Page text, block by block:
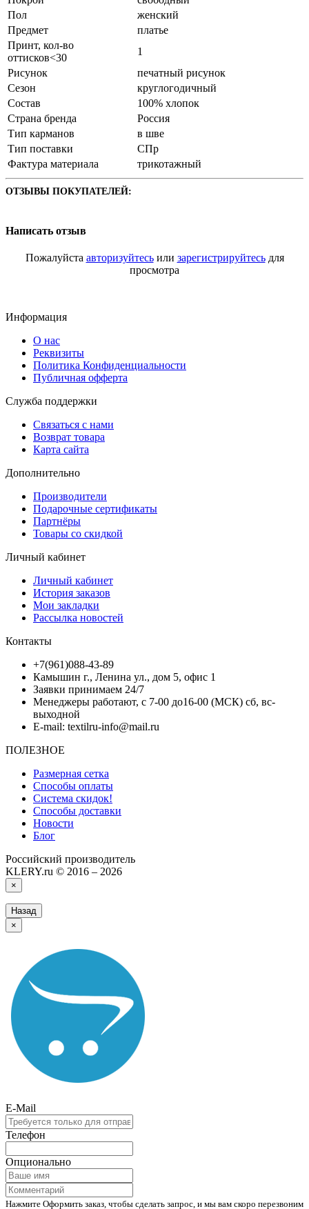
Пол
женский
Предмет
платье
Принт, кол-во
оттисков<30
1
Рисунок
печатный рисунок
Сезон
круглогодичный
Состав
100% хлопок
Страна бренда
Россия
Тип карманов
в шве
Тип поставки
СПр
Фактура материала
трикотажный
ОТЗЫВЫ ПОКУПАТЕЛЕЙ:
Написать отзыв
Пожалуйста авторизуйтесьили зарегистрируйтесьдля
просмотра
Информация
О нас
Реквизиты
Политика Конфиденциальности
Публичная офферта
Служба поддержки
Связаться с нами
Возврат товара
Карта сайта
Дополнительно
Производители
Подарочные сертификаты
Партнёры
Товары со скидкой
Личный кабинет
Личный кабинет
История заказов
Мои закладки
Рассылка новостей
Контакты
+7(961)088-43-89
Камышин г., Ленина ул., дом 5, офис 1
Заявки принимаем 24/7
Менеджеры работают, с 7-00 до16-00 (МСК) сб, вс-
выходной
E-mail: textilru-info@mail.ru
ПОЛЕЗНОЕ
Размерная сетка
Способы оплаты
Система скидок!
Способы доставки
Новости
Блог
Российский производитель
KLERY.ru © 2016 – 2026
×
Назад
×
E-Mail
Телефон
Опционально
Нажмите Оформить заказ, чтобы сделать запрос, и мы вам скоро перезвоним